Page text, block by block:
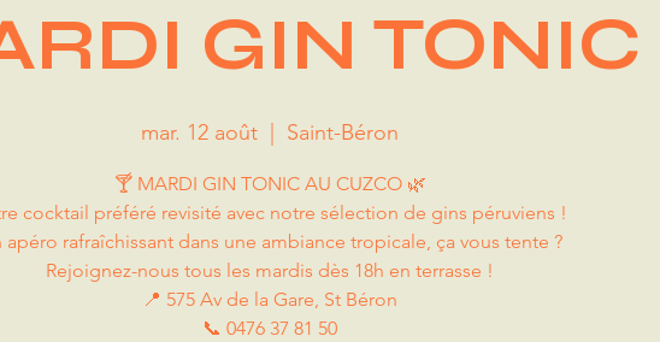
GIN TONIC
mar. 12 août Saint-Béron
🍸 MARDI GIN TONIC AU CUZCO 🌿
cocktail préféré revisité avec notre sélection de gins péruviens !
apéro rafraîchissant dans une ambiance tropicale, ça vous tente ?
Rejoignez-nous tous les mardis dès 18h en terrasse !
📍 575 Av de la Gare, St Béron
📞 0476 37 81 50